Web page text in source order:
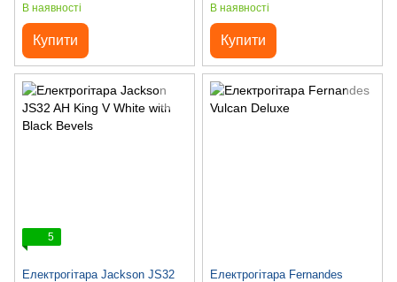
В наявності
Купити
В наявності
Купити
5
Електрогітара Jackson JS32
Електрогітара Fernandes